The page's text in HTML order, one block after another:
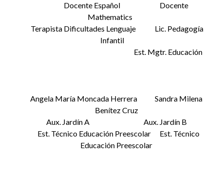
Docente Español Docente
Mathematics
Terapista Dificultades Lenguaje Lic. Pedagogía
Infantil
Est. Mgtr. Educación
Angela María Moncada Herrera Sandra Milena
Benítez Cruz
Aux. Jardín A Aux. Jardín B
Est. Técnico Educación Preescolar Est. Técnico
Educación Preescolar